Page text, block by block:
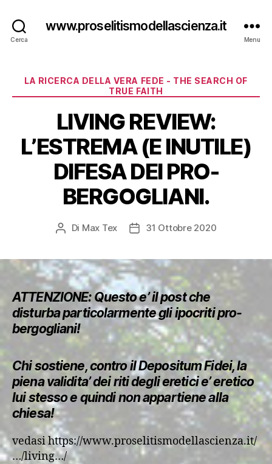
Cerca
www.proselitismodellascienza.it
Menu
Categorie
LA RICERCA DELLA VERA FEDE - THE SEARCH OF
TRUE FAITH
LIVING REVIEW:
L’ESTREMA (E INUTILE)
DIFESA DEI PRO-
BERGOGLIANI.
Autore
Di Max Tex
Data31 Ottobre 2020
ATTENZIONE: Questo e’ il post che
disturba particolarmente gli ipocriti pro-
bergogliani!
Chi sostiene, contro il Depositum Fidei, la
piena validita’ dei riti degli eretici e’ eretico
lui stesso e quindi non appartiene alla
chiesa!
vedasi https://www.proselitismodellascienza.it/
…/living…/